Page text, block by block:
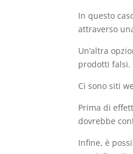
In questo
attraverso
Un’altra
prodotti falsi.
Ci sono siti
Prima di
dovrebbe
Infine, è